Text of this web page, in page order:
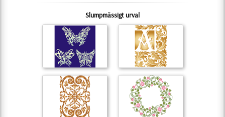
Slumpmässigt urval